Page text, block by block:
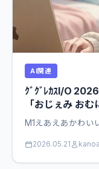
AI関連
ｸﾞｸﾞﾚｶｽI/O
「おじぇみ お
M1えあえあかわい
2026.05.21